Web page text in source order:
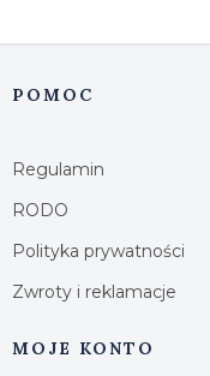
Linki w stopce
POMOC
Regulamin
RODO
Polityka prywatności
Zwroty i reklamacje
MOJE KONTO